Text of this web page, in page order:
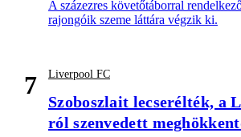
A százezres követőtáborral
rajongóik szeme láttára végzik ki.
7 Liverpool FC
Szoboszlait lecserélték, a
ról szenvedett